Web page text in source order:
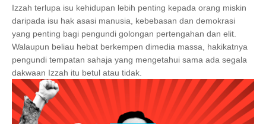
Izzah terlupa isu kehidupan lebih penting kepada orang miskin
daripada isu hak asasi manusia, kebebasan dan demokrasi
yang penting bagi pengundi golongan pertengahan dan elit.
Walaupun beliau hebat berkempen dimedia massa, hakikatnya
pengundi tempatan sahaja yang mengetahui sama ada segala
dakwaan Izzah itu betul atau tidak.